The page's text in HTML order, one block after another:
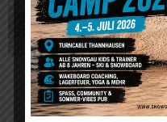
VIEW